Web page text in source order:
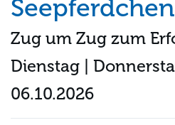
Seepferdchen
Zug um Zug zum
Dienstag |
06.10.2026